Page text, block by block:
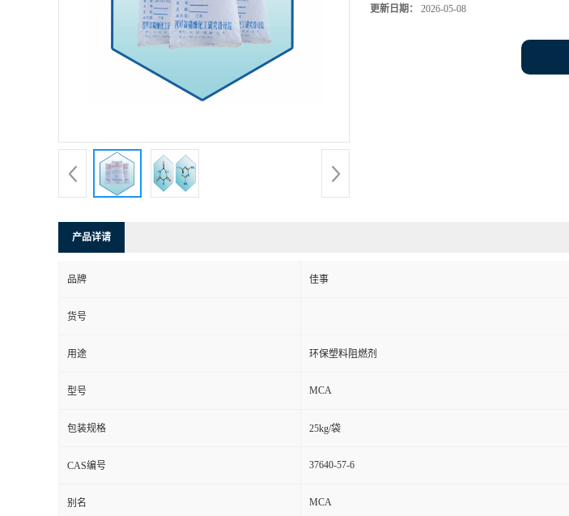
更新日期： 2026-05-08
产品详请
品牌 佳事
货号
用途 环保塑料阻燃剂
型号 MCA
包装规格 25kg/袋
CAS编号 37640-57-6
别名 MCA